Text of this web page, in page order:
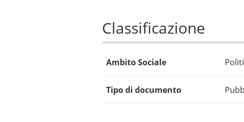
Classificazione
Ambito Sociale
Tipo di documento